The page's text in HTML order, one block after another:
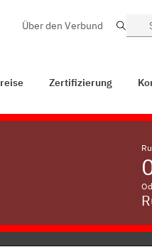
Über den Verbund Suche
Zertifizierung